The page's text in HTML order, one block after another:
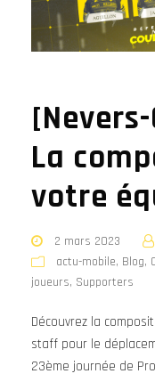
La
votre
2 mars 2023
actu-mobile, Blog,
joueurs, Supporters
Découvrez la
staff pour le
23ème journée de